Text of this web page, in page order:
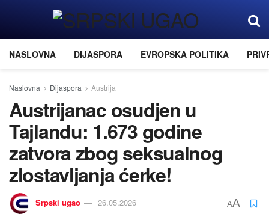
NASLOVNA DIJASPORA EVROPSKA POLITIKA
Naslovna Dijaspora Austrija
Austrijanac osudjen u
Tajlandu: 1.673 godine
zatvora zbog seksualnog
zlostavljanja ćerke!
Srpski ugao 26.05.2026 AA